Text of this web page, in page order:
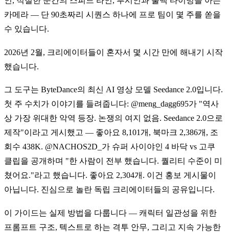
카메라 — 단 90초짜리 시퀀스 하나에 프로 팀이 몇 주를 쏟을
수 있습니다.
2026년 2월, 크리에이터들이 혼자서 몇 시간 만에 해내기 시작
했습니다.
그 도구는 ByteDance의 최신 AI 영상 모델 Seedance 2.0입니다.
첫 주 수치가 이야기를 들려줍니다: @meng_dagg695가 "역사
상 가장 위대한 악역 등장. 논쟁의 여지 없음. Seedance 2.0으로
제작"이라고 게시했고 — 좋아요 8,101개, 북마크 2,386개, 조
회수 438K. @NACHOS2D_가 슈퍼 사이야인 4 바닥 vs 고쿠
클립을 공개하며 "한 사람이 전부 했습니다. 퀄리티 수준이 미
쳤어요."라고 했습니다. 좋아요 2,304개. 이건 홍보 게시물이
아닙니다. 진심으로 놀란 독립 크리에이터들의 공유입니다.
이 가이드는 실제 방법을 다룹니다 — 캐릭터 일관성을 위한
프롬프트 구조, 텍스트로 하는 격투 안무, 그리고 지속 가능한